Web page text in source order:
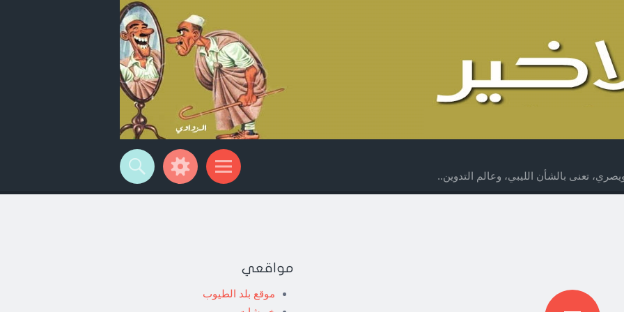
تعنى بالشأن الليبي، وعالم التدوين..
مواقعي
موقع بلد الطيوب